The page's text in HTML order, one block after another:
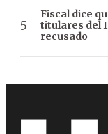
Fiscal dice
titulares del
recusado